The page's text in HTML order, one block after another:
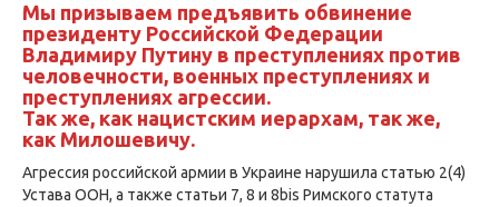
Мы призываем предъявить обвинение
президенту Российской Федерации
Владимиру Путину в преступлениях против
человечности, военных преступлениях и
преступлениях агрессии.
Так же, как нацистским иерархам, так же,
как Милошевичу.
Агрессия российской армии в Украине нарушила статью 2(4)
Устава ООН, а также статьи 7, 8 и 8bis Римского статута